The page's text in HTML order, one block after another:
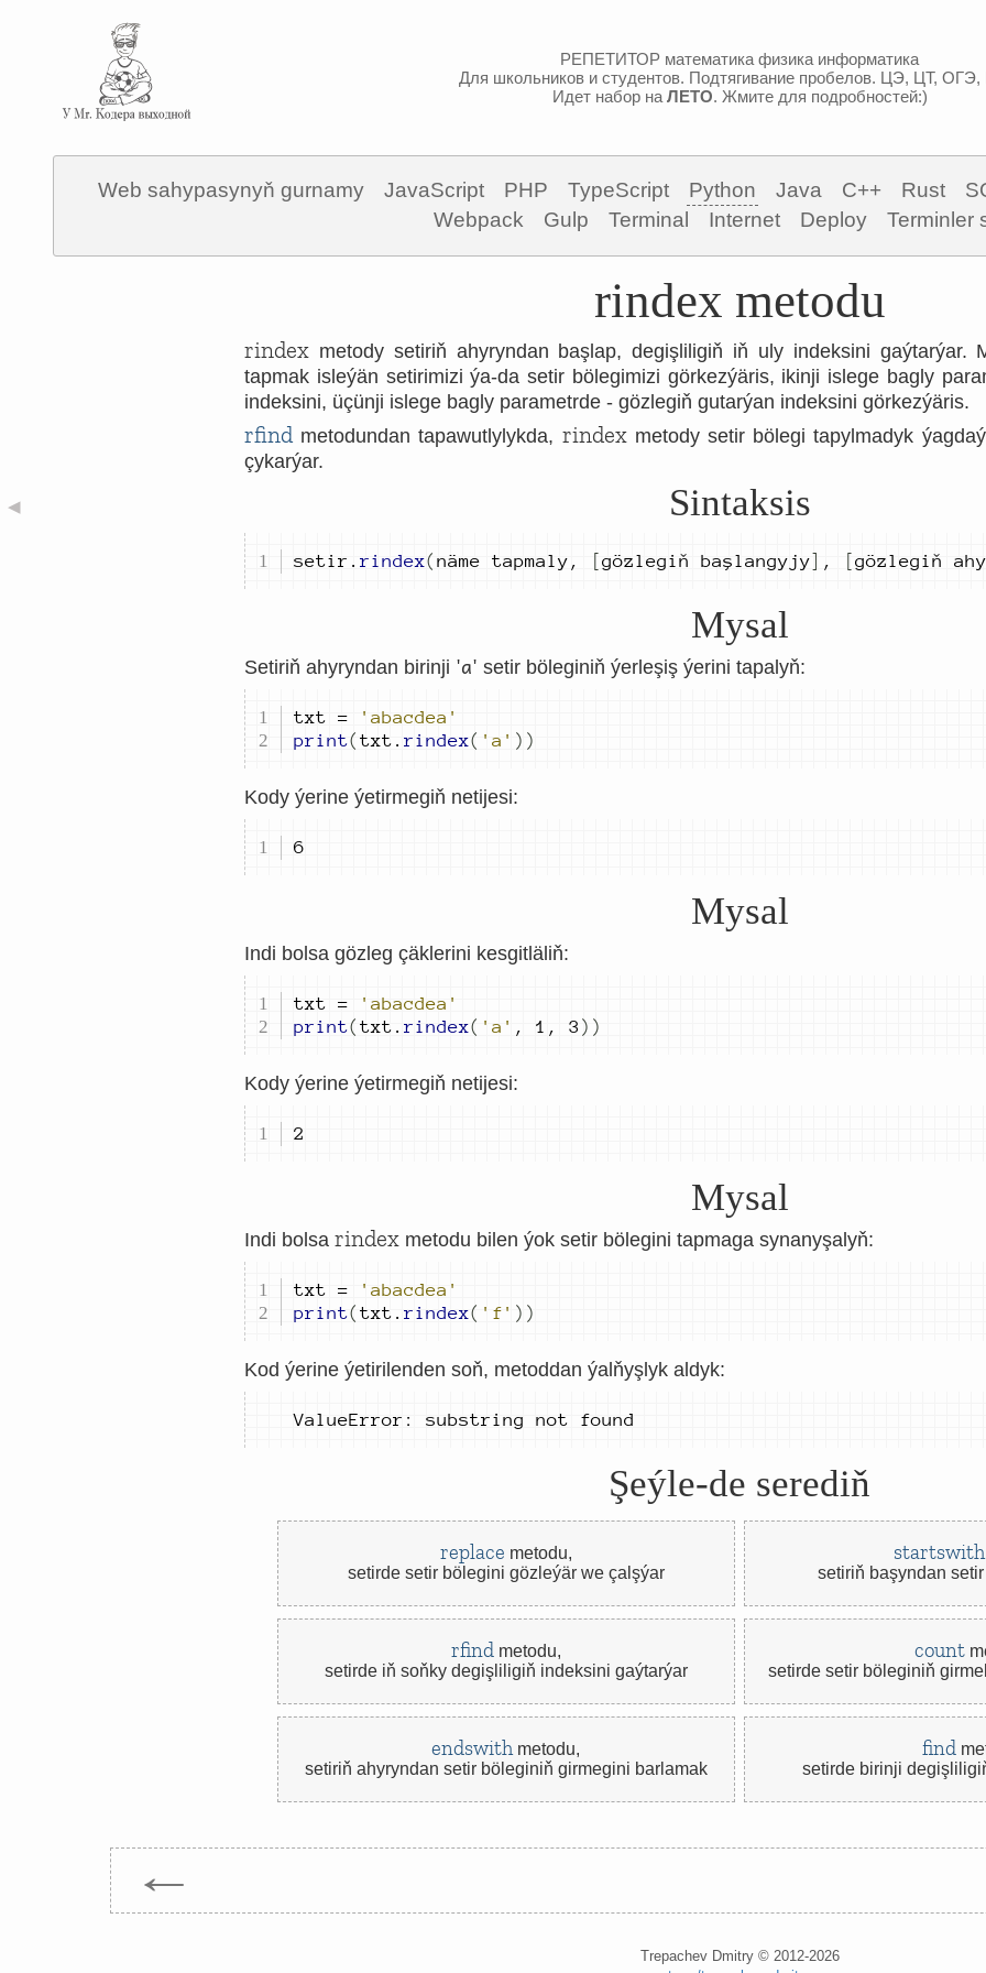
РЕПЕТИТОР математика физика информатика
Для школьников и студентов. Подтягивание пробелов. ЦЭ, ЦТ,
Идет набор на ЛЕТО. Жмите для подробностей:)
Web sahypasynyň gurnamy JavaScript PHP TypeScript Python Java C++ Rust
Webpack
Gulp Terminal Internet Deploy Terminler
◀
rindex metodu
rindex metody setiriň ahyryndan başlap, degişliligiň iň uly indeksini gaýtarýar.
tapmak isleýän setirimizi ýa-da setir bölegimizi görkezýäris, ikinji islege bagly
indeksini, üçünji islege bagly parametrde - gözlegiň gutarýan indeksini görkezýäris.
rfindmetodundan tapawutlylykda, rindexmetody setir bölegi tapylmadyk
çykarýar.
Sintaksis
setir . rindex( näme tapmaly , [gözlegiň başlangyjy] , [gözlegiň
Mysal
Setiriň ahyryndan birinji 'a' setir böleginiň ýerleşiş ýerini tapalyň:
txt =
'abacdea'
print( txt . rindex( 'a' ))
Kody ýerine ýetirmegiň netijesi:
6
Mysal
Indi bolsa gözleg çäklerini kesgitläliň:
txt =
'abacdea'
print( txt . rindex( 'a' , 1 , 3 ))
Kody ýerine ýetirmegiň netijesi:
2
Mysal
Indi bolsa rindex metodu bilen ýok setir bölegini tapmaga synanyşalyň:
txt =
'abacdea'
print( txt . rindex( 'f' ))
Kod ýerine ýetirilenden soň, metoddan ýalňyşlyk aldyk:
ValueError: substring not found
Şeýle-de serediň
replace metodu,
setirde setir bölegini gözleýär we çalşýar
startswith
setiriň başyndan
rfind metodu,
setirde iň soňky degişliligiň indeksini gaýtarýar
count
setirde setir böleginiň
endswith metodu,
setiriň ahyryndan setir böleginiň girmegini barlamak
find
setirde birinji
←
Trepachev Dmitry © 2012-2026